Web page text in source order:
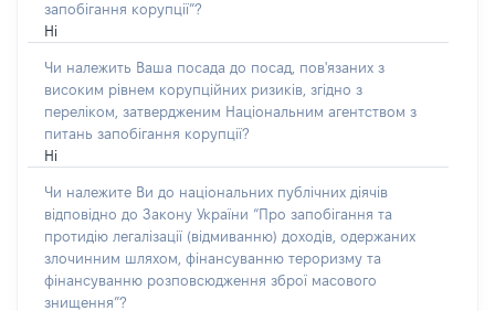
запобігання корупції”?
Ні
Чи належить Ваша посада до посад, пов'язаних з
високим рівнем корупційних ризиків, згідно з
переліком, затвердженим Національним агентством з
питань запобігання корупції?
Ні
Чи належите Ви до національних публічних діячів
відповідно до Закону України “Про запобігання та
протидію легалізації (відмиванню) доходів, одержаних
злочинним шляхом, фінансуванню тероризму та
фінансуванню розповсюдження зброї масового
знищення”?